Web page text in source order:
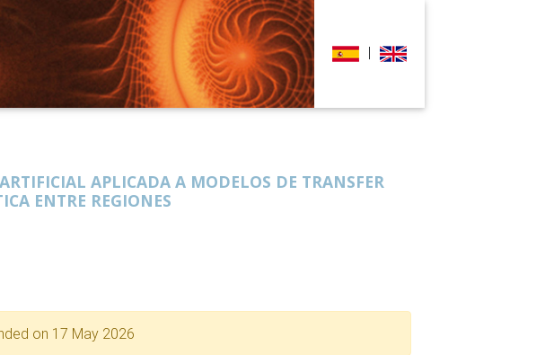
|
APLICADA A MODELOS DE TRANSFER
ENTRE REGIONES
on 17 May 2026